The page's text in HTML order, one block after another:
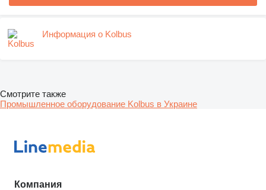
Информация о Kolbus
Смотрите также
Промышленное оборудование Kolbus в Украине
Компания